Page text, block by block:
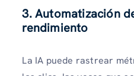
3. Automatización
rendimiento
La IA puede rastrear